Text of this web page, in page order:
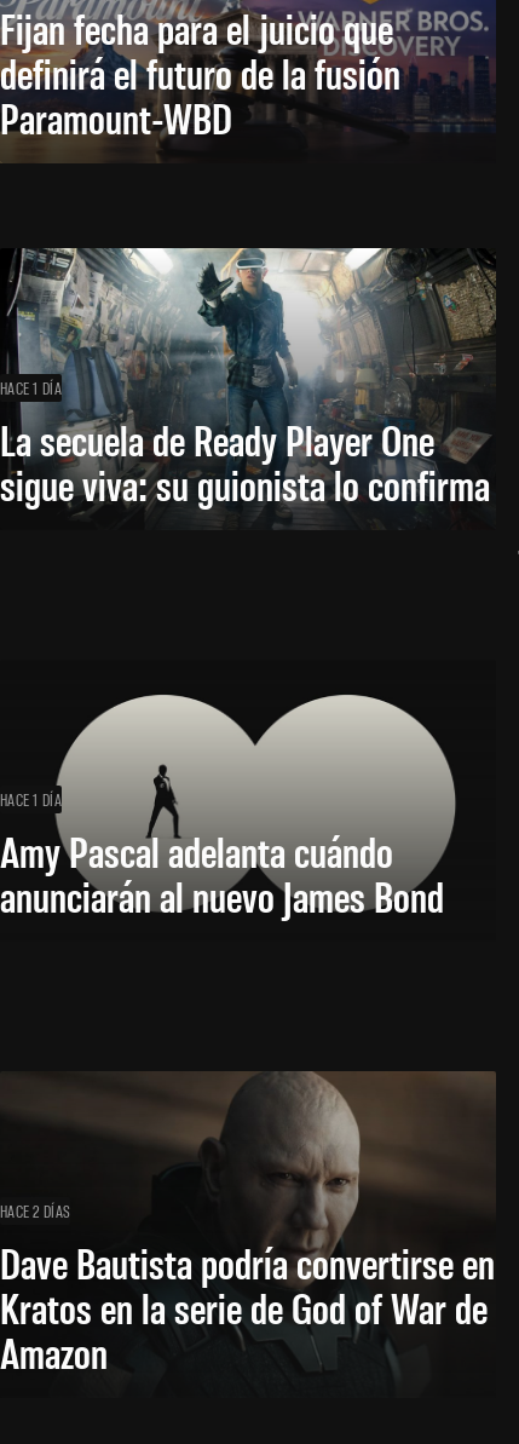
Fijan fecha para el juicio que
definirá el futuro de la fusión
Paramount-WBD
HACE 1 DÍA
La secuela de Ready Player One
sigue viva: su guionista lo confirma
HACE 1 DÍA
Amy Pascal adelanta cuándo
anunciarán al nuevo James Bond
HACE 2 DÍAS
Dave Bautista podría convertirse en
Kratos en la serie de God of War de
Amazon